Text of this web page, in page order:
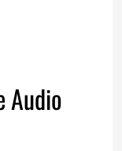
Audio